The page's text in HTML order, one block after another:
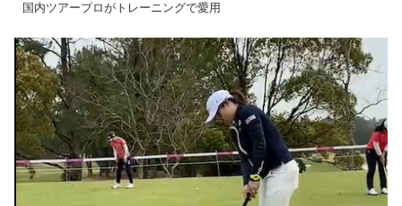
国内ツアープロがトレーニングで愛用